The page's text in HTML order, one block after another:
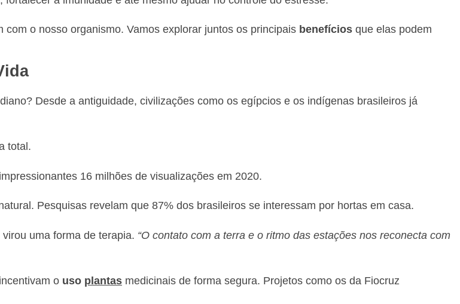
o nosso organismo. Vamos explorar juntos os principais benefícios que elas podem
Desde a antiguidade, civilizações como os egípcios e os indígenas brasileiros já
total.
16 milhões de visualizações em 2020.
Pesquisas revelam que 87% dos brasileiros se interessam por hortas em casa.
uma forma de terapia. “O contato com a terra e o ritmo das estações nos reconecta com
o uso plantas medicinais de forma segura. Projetos como os da Fiocruz